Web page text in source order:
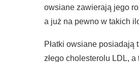
owsiane zawierają jego
a już na pewno w takich
Płatki owsiane
złego cholesterolu LDL,